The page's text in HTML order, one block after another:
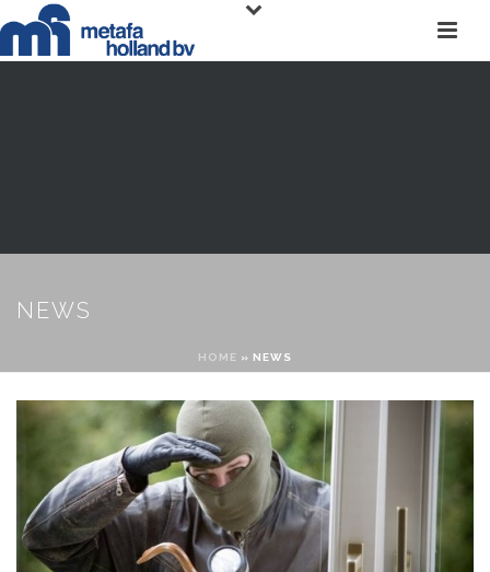
NEWS
HOME » NEWS